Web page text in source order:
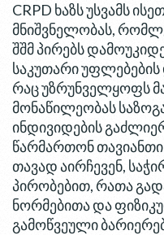
CRPD ხაზს უსვამს
მნიშვნელობას,
შშმ პირებს
საკუთარი უფლებების
რაც უზრუნველყოფს
მონაწილეობას
ინდივიდების
წარმართონ
თავად აირჩევენ,
პირობებით, რათა
ნორმებითა და
გამოწვეული